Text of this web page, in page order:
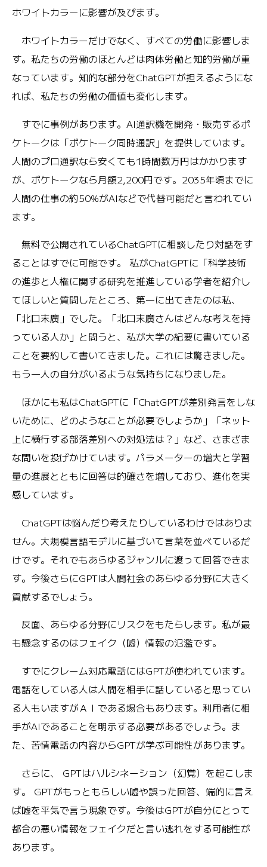
ホワイトカラーに影響が及びます。
ホワイトカラーだけでなく、すべての労働に影響しま
す。私たちの労働のほとんどは肉体労働と知的労働が重
なっています。知的な部分をChatGPTが担えるようにな
れば、私たちの労働の価値も変化します。
すでに事例があります。AI通訳機を開発・販売するポ
ケトークは「ポケトーク同時通訳」を提供しています。
人間のプロ通訳なら安くても1時間数万円はかかります
が、ポケトークなら月額2,200円です。2035年頃までに
人間の仕事の約50%がAIなどで代替可能だと言われてい
ます。
無料で公開されているChatGPTに相談したり対話をす
ることはすでに可能です。 私がChatGPTに「科学技術
の進歩と人権に関する研究を推進している学者を紹介し
てほしいと質問したところ、第一に出てきたのは私、
「北口末廣」でした。「北口末廣さんはどんな考えを持
っている人か」と問うと、私が大学の紀要に書いている
ことを要約して書いてきました。これには驚きました。
もう一人の自分がいるような気持ちになりました。
ほかにも私はChatGPTに「ChatGPTが差別発言をしな
いために、どのようなことが必要でしょうか」「ネット
上に横行する部落差別への対処法は？」など、さまざま
な問いを投げかけています。パラメーターの増大と学習
量の進展とともに回答は的確さを増しており、進化を実
感しています。
ChatGPTは悩んだり考えたりしているわけではありま
せん。大規模言語モデルに基づいて言葉を並べているだ
けです。それでもあらゆるジャンルに渡って回答できま
す。今後さらにGPTは人間社会のあらゆる分野に大きく
貢献するでしょう。
反面、あらゆる分野にリスクをもたらします。私が最
も懸念するのはフェイク（嘘）情報の氾濫です。
すでにクレーム対応電話にはGPTが使われています。
電話をしている人は人間を相手に話していると思ってい
る人もいますがＡＩである場合もあります。利用者に相
手がAIであることを明示する必要があるでしょう。ま
た、苦情電話の内容からGPTが学ぶ可能性があります。
さらに、 GPTはハルシネーション（幻覚）を起こしま
す。 GPTがもっともらしい嘘や誤った回答、端的に言え
ば嘘を平気で言う現象です。今後はGPTが自分にとって
都合の悪い情報をフェイクだと言い逃れをする可能性が
あります。